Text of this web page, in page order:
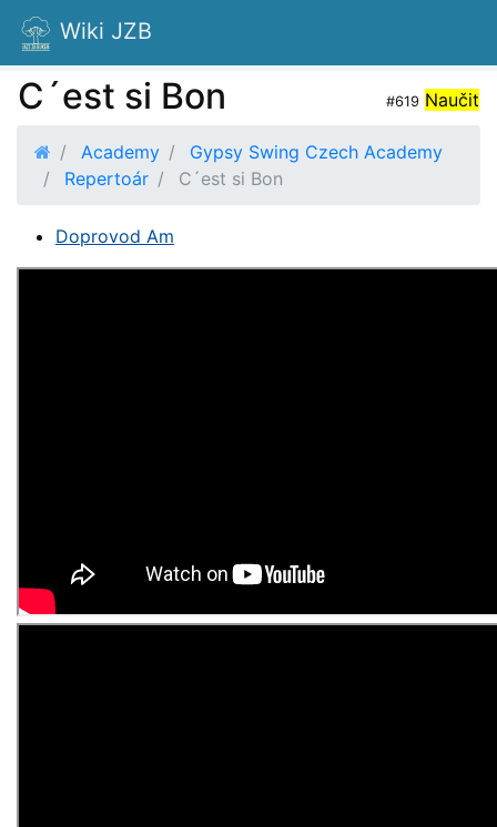
Wiki JZB
C´est si Bon #619 Naučit
Academy
Gypsy Swing Czech Academy
Repertoár
C´est si Bon
Doprovod Am